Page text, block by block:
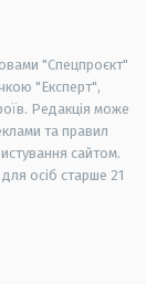
"Спецпроєкт"
"Експерт",
Редакція може
та правил
сайтом.
осіб старше 21